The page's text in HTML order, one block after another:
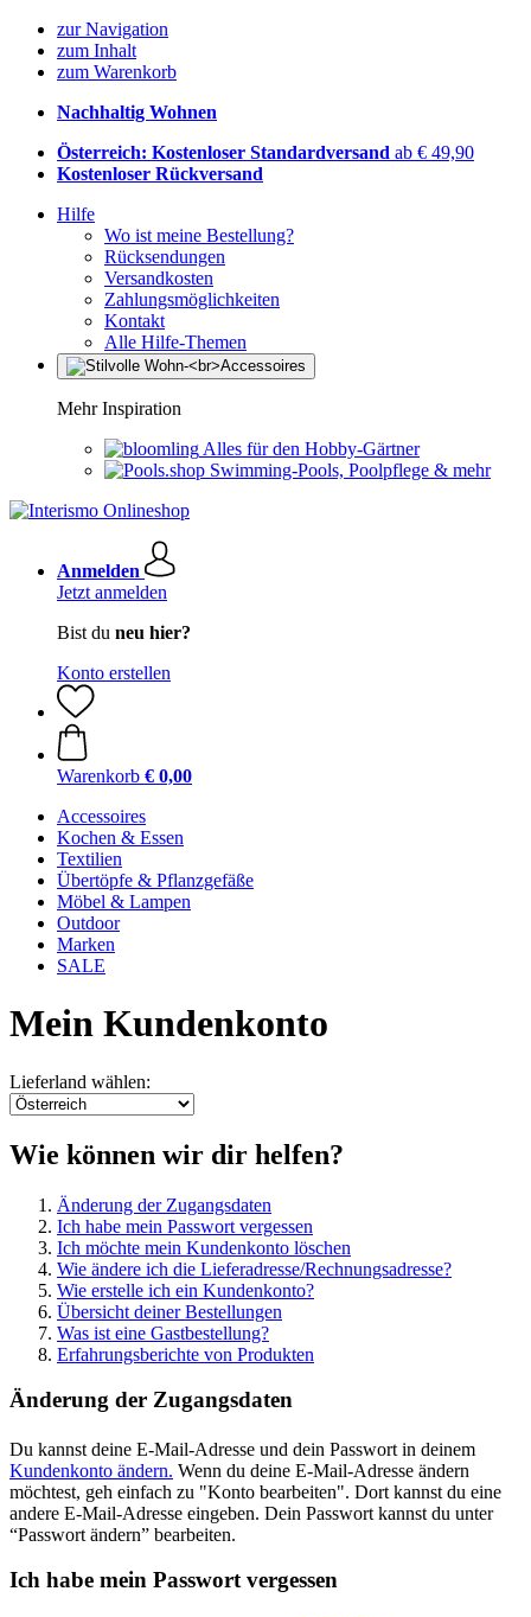
zur Navigation
zum Inhalt
zum Warenkorb
Nachhaltig Wohnen
Österreich: Kostenloser Standardversand ab € 49,90
Kostenloser Rückversand
Hilfe
Wo ist meine Bestellung?
Rücksendungen
Versandkosten
Zahlungsmöglichkeiten
Kontakt
Alle Hilfe-Themen
Mehr Inspiration
Alles für den Hobby-Gärtner
Swimming-Pools, Poolpflege & mehr
Anmelden
Jetzt anmelden
Bist du neu hier?
Konto erstellen
Warenkorb € 0,00
Accessoires
Kochen & Essen
Textilien
Übertöpfe & Pflanzgefäße
Möbel & Lampen
Outdoor
Marken
SALE
Mein Kundenkonto
Lieferland wählen:
Wie können wir dir helfen?
Änderung der Zugangsdaten
Ich habe mein Passwort vergessen
Ich möchte mein Kundenkonto löschen
Wie ändere ich die Lieferadresse/Rechnungsadresse?
Wie erstelle ich ein Kundenkonto?
Übersicht deiner Bestellungen
Was ist eine Gastbestellung?
Erfahrungsberichte von Produkten
Änderung der Zugangsdaten
Du kannst deine E-Mail-Adresse und dein Passwort in deinem
Kundenkonto ändern. Wenn du deine E-Mail-Adresse ändern
möchtest, geh einfach zu "Konto bearbeiten". Dort kannst du eine
andere E-Mail-Adresse eingeben. Dein Passwort kannst du unter
“Passwort ändern” bearbeiten.
Ich habe mein Passwort vergessen